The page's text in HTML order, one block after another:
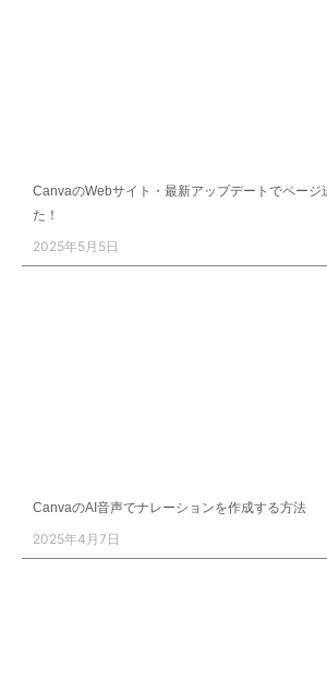
CanvaのWebサイト・最新アップデートでページ
た！
2025年5月5日
CanvaのAI音声でナレーションを作成する方法
2025年4月7日